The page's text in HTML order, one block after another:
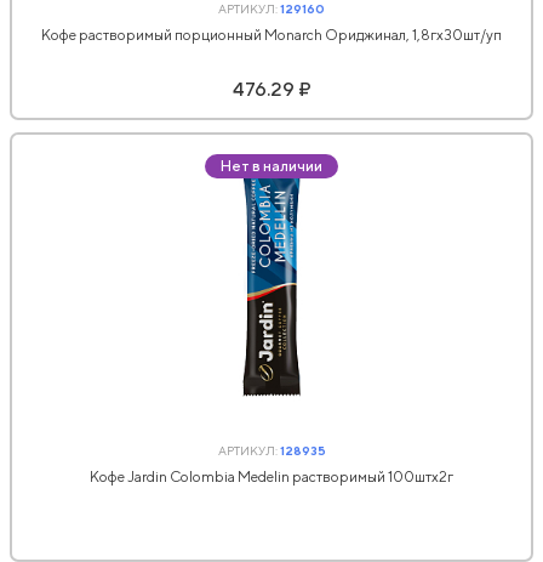
АРТИКУЛ:129160
Кофе растворимый порционный Monarch Ориджинал, 1,8гx30шт/уп
476.29 ₽
Нет в наличии
АРТИКУЛ:128935
Кофе Jardin Colombia Medelin растворимый 100штx2г